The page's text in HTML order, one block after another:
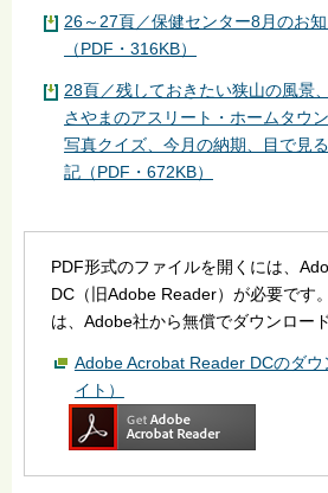
26～27頁／保健センター8月のお
（PDF・316KB）
28頁／残しておきたい狭山の風景
さやまのアスリート・ホームタウ
写真クイズ、今月の納期、目で見
記（PDF・672KB）
PDF形式のファイルを開くには、
DC（旧Adobe Reader）が必要です
は、Adobe社から無償でダウンロー
Adobe Acrobat Reader DCのダ
イト）